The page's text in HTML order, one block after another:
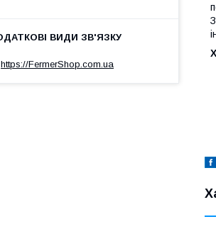
https://FermerShop.com.ua